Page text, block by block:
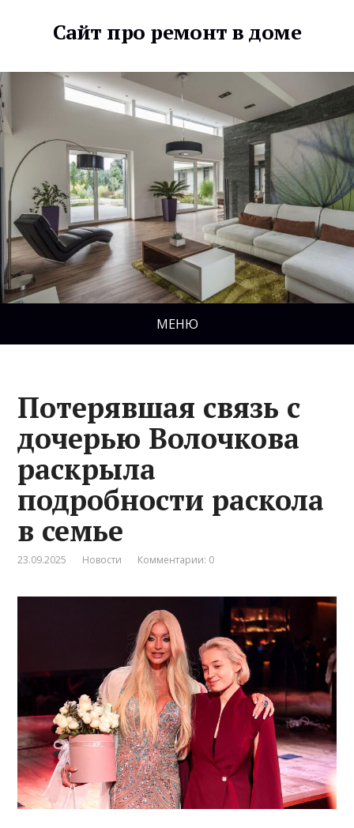
Сайт про ремонт в доме
МЕНЮ
Потерявшая связь с
дочерью Волочкова
раскрыла
подробности раскола
в семье
23.09.2025 Новости Комментарии: 0